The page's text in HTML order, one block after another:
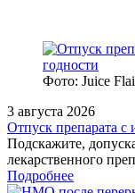
Фото: Juice
3 августа 2026
Отпуск препарата с
Подскажите,
лекарственного
Подробнее